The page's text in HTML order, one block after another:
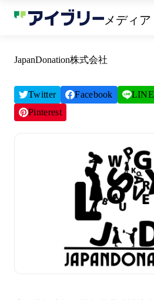
メディア
JapanDonation株式会社
Twitter Facebook LINE
Pinterest